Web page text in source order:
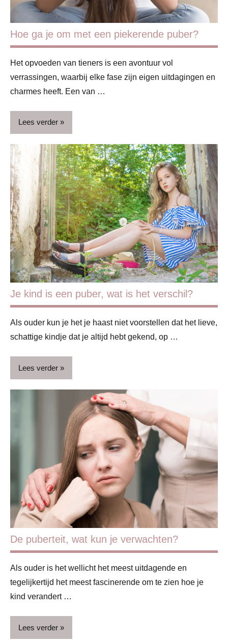
Hoe ga je om met een piekerende puber?
Het opvoeden van tieners is een avontuur vol
verrassingen, waarbij elke fase zijn eigen uitdagingen en
charmes heeft. Een van …
Lees verder
Blog
Gezin
Kinderen
Puber
Je kind is een puber, wat is het verschil?
Als ouder kun je het je haast niet voorstellen dat het lieve,
schattige kindje dat je altijd hebt gekend, op …
Lees verder
ouderschap
De puberteit, wat kun je verwachten?
Als ouder is het wellicht het meest uitdagende en
tegelijkertijd het meest fascinerende om te zien hoe je
kind verandert …
Lees verder